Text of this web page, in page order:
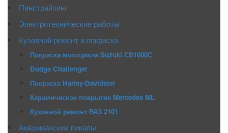
Пинстрайпинг
Электротехнические работы
Кузовной ремонт и покраска
Покраска мотоцикла Suzuki СВ1000С
Dodge Challenger
Покраска Harley-Davidson
Керамическое покрытие Mercedes ML
Кузовной ремонт ВАЗ 2101
Американские пикапы